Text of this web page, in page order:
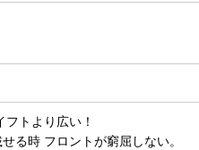
トより広い！
る時 フロントが窮屈しない。